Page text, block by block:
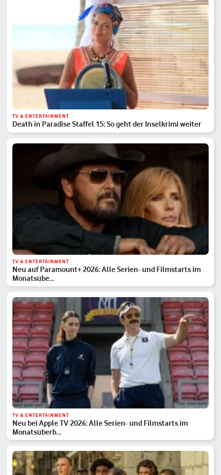
TV & ENTERTAINMENT
Death in Paradise Staffel 15: So geht der Inselkrimi weiter
TV & ENTERTAINMENT
Neu auf Paramount+ 2026: Alle Serien- und Filmstarts im
Monatsübe…
TV & ENTERTAINMENT
Neu bei Apple TV 2026: Alle Serien- und Filmstarts im
Monatsüberb…